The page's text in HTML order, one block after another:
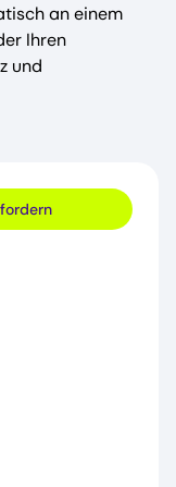
an einem
Ihren
und